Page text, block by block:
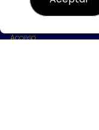
Empresas
Acceso